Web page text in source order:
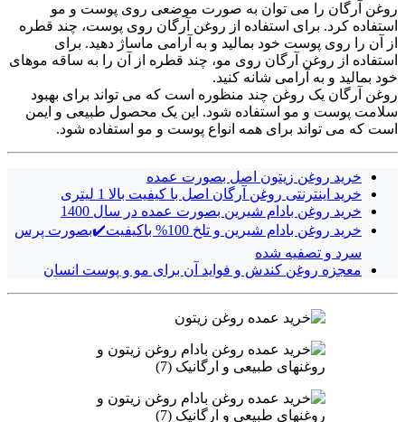
روغن آرگان را می توان به صورت موضعی روی پوست و مو
استفاده کرد. برای استفاده از روغن آرگان روی پوست، چند قطره
از آن را روی پوست خود بمالید و به آرامی ماساژ دهید. برای
استفاده از روغن آرگان روی مو، چند قطره از آن را به ساقه موهای
خود بمالید و به آرامی شانه کنید.
روغن آرگان یک روغن چند منظوره است که می تواند برای بهبود
سلامت پوست و مو استفاده شود. این یک محصول طبیعی و ایمن
است که می تواند برای همه انواع پوست و مو استفاده شود.
خرید روغن زیتون اصل بصورت عمده
خرید اینترنتی روغن آرگان اصل با کیفیت بالا 1 لیتری
خرید روغن بادام شیرین بصورت عمده در سال 1400
خرید روغن بادام شیرین و تلخ 100% باکیفیت✔️بصورت پرس
سرد و تصفیه شده
معجزه روغن کندش و فواید آن برای مو و پوست انسان